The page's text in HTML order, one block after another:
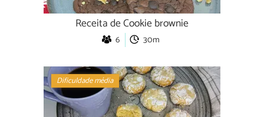
Receita de Cookie brownie
6 30m
Dificuldade média